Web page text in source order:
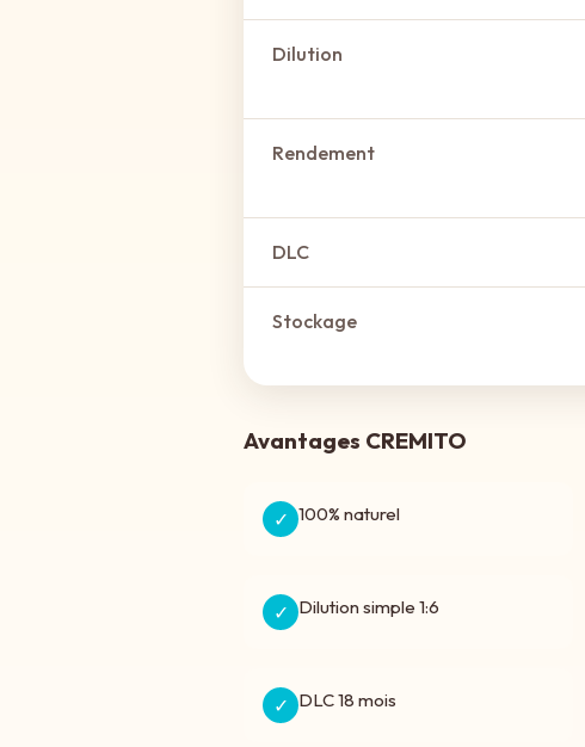
Dilution
Rendement
DLC
Stockage
Avantages CREMITO
✓ 100% naturel
✓ Dilution simple 1:6
✓ DLC 18 mois